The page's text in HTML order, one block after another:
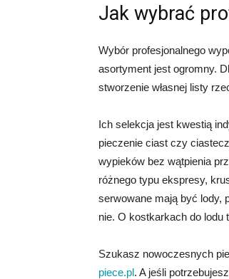
Jak wybrać
Wybór profesjonalnego
asortyment jest ogromny.
stworzenie własnej listy
Ich selekcja jest kwestią
pieczenie ciast czy
wypieków bez wątpienia
różnego typu ekspresy,
serwowane mają być lody,
nie. O kostkarkach do lodu
Szukasz nowoczesnych
piece.pl. A jeśli